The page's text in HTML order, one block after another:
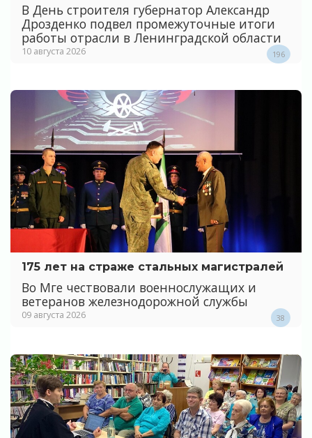
В День строителя губернатор Александр
Дрозденко подвел промежуточные итоги
работы отрасли в Ленинградской области
10 августа 2026 196
175 лет на страже стальных магистралей
Во Мге чествовали военнослужащих и
ветеранов железнодорожной службы
09 августа 2026 38